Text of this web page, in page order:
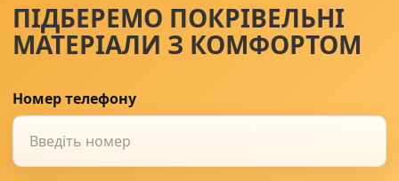
ПІДБЕРЕМО ПОКРІВЕЛЬНІ
МАТЕРІАЛИ З КОМФОРТОМ
Номер телефону